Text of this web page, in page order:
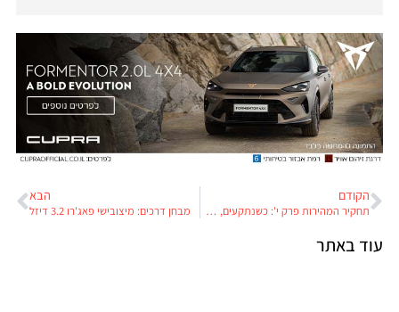
הקודם
תחקיר המהירות פרק י': כשנתקעים, פשוט נתקעים
הבא
מבחן דרכים: מיצובישי פאג'רו 3.2 דיזל
עוד באתר